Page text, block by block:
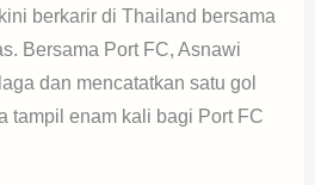
berkarir di Thailand bersama
Bersama Port FC, Asnawi
dan mencatatkan satu gol
tampil enam kali bagi Port FC